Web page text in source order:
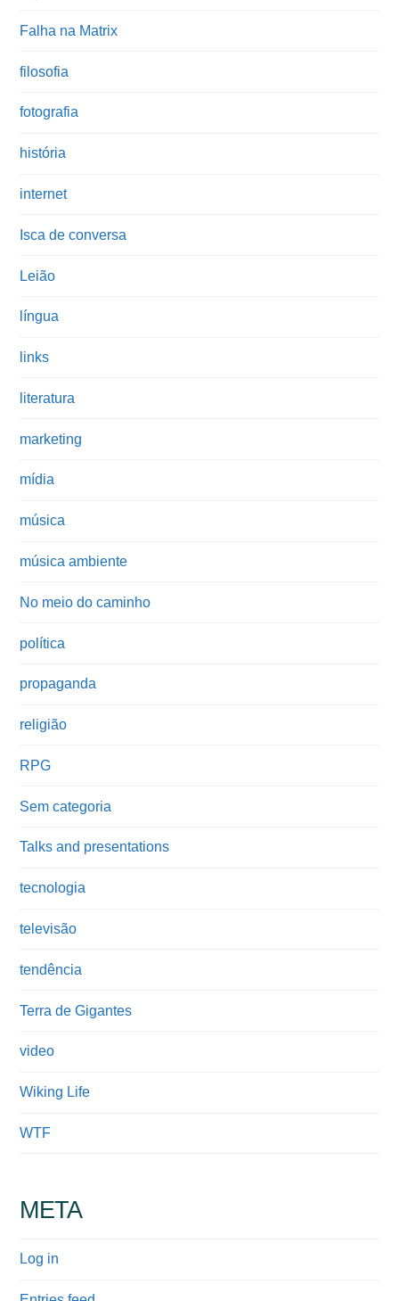
Falha na Matrix
filosofia
fotografia
história
internet
Isca de conversa
Leião
língua
links
literatura
marketing
mídia
música
música ambiente
No meio do caminho
política
propaganda
religião
RPG
Sem categoria
Talks and presentations
tecnologia
televisão
tendência
Terra de Gigantes
video
Wiking Life
WTF
META
Log in